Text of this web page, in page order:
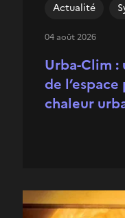
Urba-Clim
de
chaleur
Actualité
04 août 2026